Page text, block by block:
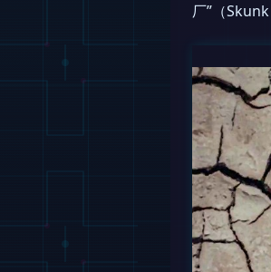
厂”（